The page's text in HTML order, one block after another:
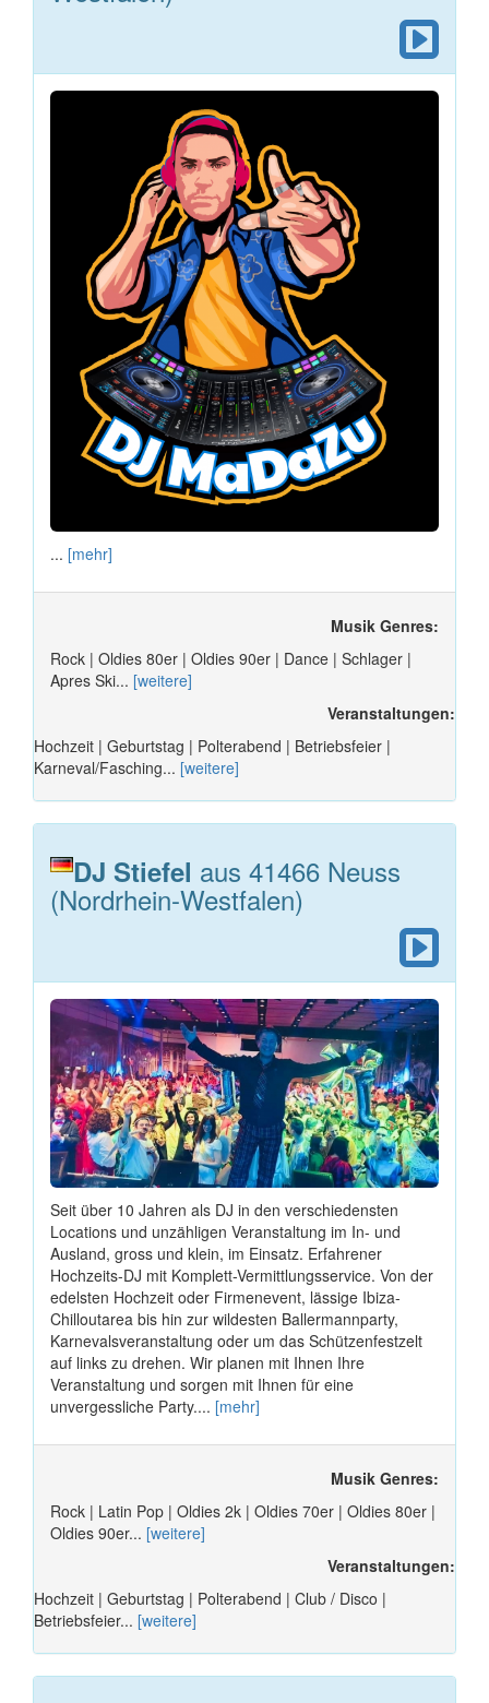
... [mehr]
Musik Genres:
Rock | Oldies 80er | Oldies 90er | Dance | Schlager |
Apres Ski... [weitere]
Veranstaltungen:
Hochzeit | Geburtstag | Polterabend | Betriebsfeier |
Karneval/Fasching... [weitere]
DJ Stiefel aus 41466 Neuss
(Nordrhein-Westfalen)
Seit über 10 Jahren als DJ in den verschiedensten
Locations und unzähligen Veranstaltung im In- und
Ausland, gross und klein, im Einsatz. Erfahrener
Hochzeits-DJ mit Komplett-Vermittlungsservice. Von der
edelsten Hochzeit oder Firmenevent, lässige Ibiza-
Chilloutarea bis hin zur wildesten Ballermannparty,
Karnevalsveranstaltung oder um das Schützenfestzelt
auf links zu drehen. Wir planen mit Ihnen Ihre
Veranstaltung und sorgen mit Ihnen für eine
unvergessliche Party.... [mehr]
Musik Genres:
Rock | Latin Pop | Oldies 2k | Oldies 70er | Oldies 80er |
Oldies 90er... [weitere]
Veranstaltungen:
Hochzeit | Geburtstag | Polterabend | Club / Disco |
Betriebsfeier... [weitere]